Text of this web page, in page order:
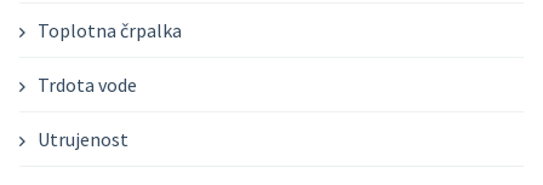
Toplotna črpalka
Trdota vode
Utrujenost